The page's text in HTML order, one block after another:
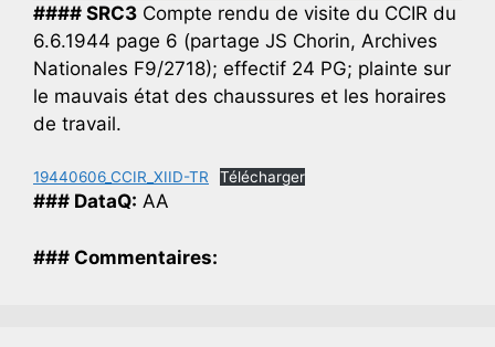
#### SRC3 Compte rendu de visite du CCIR du
6.6.1944 page 6 (partage JS Chorin, Archives
Nationales F9/2718); effectif 24 PG; plainte sur
le mauvais état des chaussures et les horaires
de travail.
19440606_CCIR_XIID-TR Télécharger
### DataQ: AA
### Commentaires: